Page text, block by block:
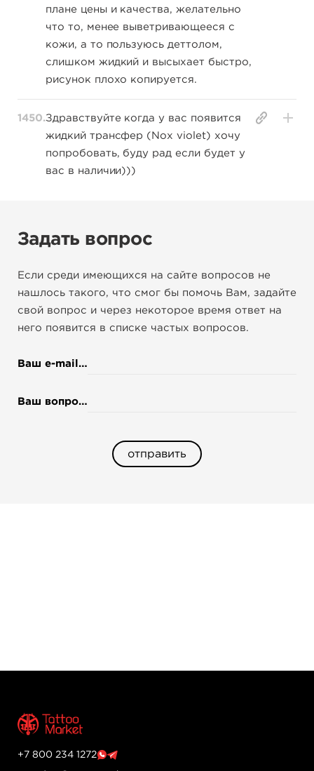
плане цены и качества, желательно
что то, менее выветривающееся с
кожи, а то пользуюсь деттолом,
слишком жидкий и высыхает быстро,
рисунок плохо копируется.
1450.Здравствуйте когда у вас появится
жидкий трансфер (Noх violet) хочу
попробовать, буду рад если будет у
вас в наличии)))
Задать вопрос
Если среди имеющихся на сайте вопросов не
нашлось такого, что смог бы помочь Вам, задайте
свой вопрос и через некоторое время ответ на
него появится в списке частых вопросов.
Ваш e-mail
Ваш вопрос
отправить
+7 800 234 1272